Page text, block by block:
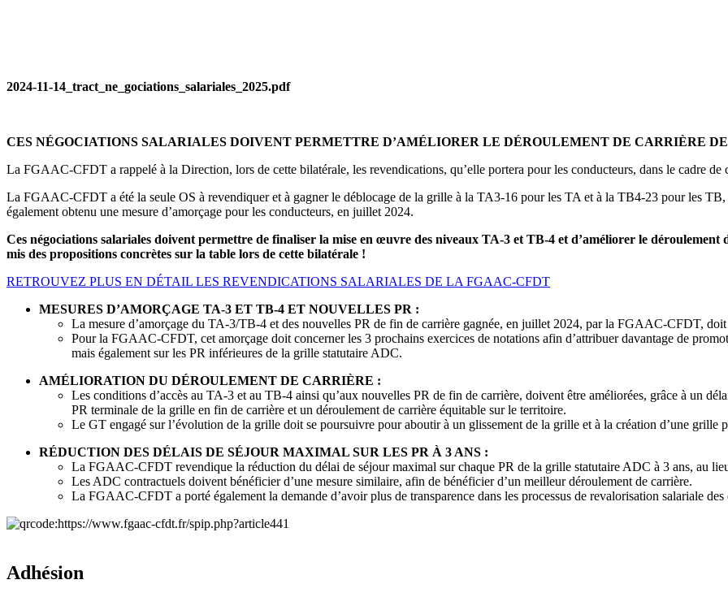
2024-11-14_tract_ne_gociations_salariales_2025.pdf
CES NÉGOCIATIONS SALARIALES DOIVENT PERMETTRE D’AMÉLIORER LE DÉROULEMENT DE CARRIÈRE
La FGAAC-CFDT a rappelé à la Direction, lors de cette bilatérale, les revendications, qu’elle portera pour les conducteurs, dans le cadre de
La FGAAC-CFDT a été la seule OS à revendiquer et à gagner le déblocage de la grille à la TA3-16 pour les TA et à la TB4-23 pour les
également obtenu une mesure d’amorçage pour les conducteurs, en juillet 2024.
Ces négociations salariales doivent permettre de finaliser la mise en œuvre des niveaux TA-3 et TB-4 et d’améliorer le
mis des propositions concrètes sur la table lors de cette bilatérale !
RETROUVEZ PLUS EN DÉTAIL LES REVENDICATIONS SALARIALES DE LA FGAAC-CFDT
MESURES D’AMORÇAGE TA-3 ET TB-4 ET NOUVELLES PR :
La mesure d’amorçage du TA-3/TB-4 et des nouvelles PR de fin de carrière gagnée, en juillet 2024, par la FGAAC-CFDT,
Pour la FGAAC-CFDT, cet amorçage doit concerner les 3 prochains exercices de notations afin d’attribuer davantage de
mais également sur les PR inférieures de la grille statutaire ADC.
AMÉLIORATION DU DÉROULEMENT DE CARRIÈRE :
Les conditions d’accès au TA-3 et au TB-4 ainsi qu’aux nouvelles PR de fin de carrière, doivent être améliorées, grâce à un
PR terminale de la grille en fin de carrière et un déroulement de carrière équitable sur le territoire.
Le GT engagé sur l’évolution de la grille doit se poursuivre pour aboutir à un glissement de la grille et à la création d’une grille
RÉDUCTION DES DÉLAIS DE SÉJOUR MAXIMAL SUR LES PR À 3 ANS :
La FGAAC-CFDT revendique la réduction du délai de séjour maximal sur chaque PR de la grille statutaire ADC à 3 ans, au
Les ADC contractuels doivent bénéficier d’une mesure similaire, afin de bénéficier d’un meilleur déroulement de carrière.
La FGAAC-CFDT a porté également la demande d’avoir plus de transparence dans les processus de revalorisation salariale des
Adhésion